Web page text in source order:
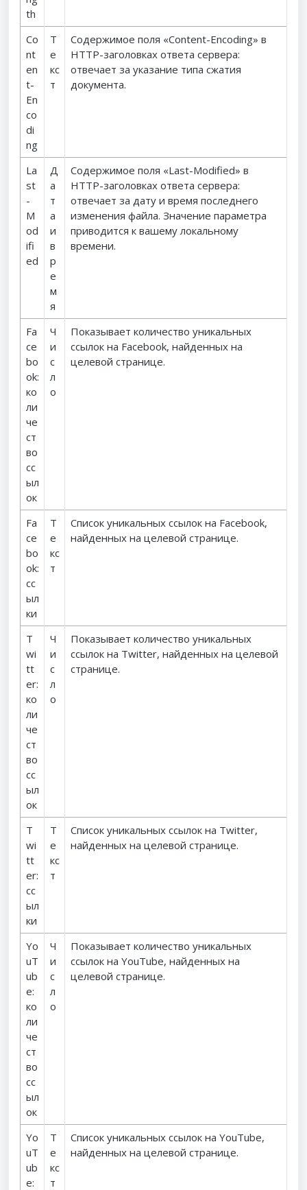
th
Co
nt
en
t-
En
co
di
ng
Т
е
кс
т
Содержимое поля «Content-Encoding» в
HTTP-заголовках ответа сервера:
отвечает за указание типа сжатия
документа.
La
st
-
M
od
ifi
ed
Д
а
т
а
и
в
р
е
м
я
Содержимое поля «Last-Modified» в
HTTP-заголовках ответа сервера:
отвечает за дату и время последнего
изменения файла. Значение параметра
приводится к вашему локальному
времени.
Fa
ce
bo
ok:
ко
ли
че
ст
во
сс
ыл
ок
Ч
и
с
л
о
Показывает количество уникальных
ссылок на Facebook, найденных на
целевой странице.
Fa
ce
bo
ok:
сс
ыл
ки
Т
е
кс
т
Список уникальных ссылок на Facebook,
найденных на целевой странице.
T
wi
tt
er:
ко
ли
че
ст
во
сс
ыл
ок
Ч
и
с
л
о
Показывает количество уникальных
ссылок на Twitter, найденных на целевой
странице.
T
wi
tt
er:
сс
ыл
ки
Т
е
кс
т
Список уникальных ссылок на Twitter,
найденных на целевой странице.
Yo
uT
ub
e:
ко
ли
че
ст
во
сс
ыл
ок
Ч
и
с
л
о
Показывает количество уникальных
ссылок на YouTube, найденных на
целевой странице.
Yo
uT
ub
e:
Т
е
кс
т
Список уникальных ссылок на YouTube,
найденных на целевой странице.